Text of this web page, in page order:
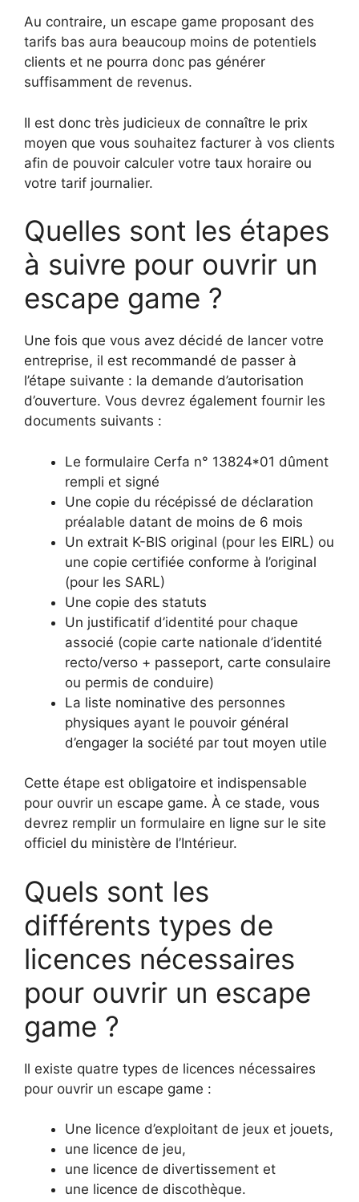
Au contraire, un escape game proposant des
tarifs bas aura beaucoup moins de potentiels
clients et ne pourra donc pas générer
suffisamment de revenus.
Il est donc très judicieux de connaître le prix
moyen que vous souhaitez facturer à vos clients
afin de pouvoir calculer votre taux horaire ou
votre tarif journalier.
Quelles sont les étapes
à suivre pour ouvrir un
escape game ?
Une fois que vous avez décidé de lancer votre
entreprise, il est recommandé de passer à
l’étape suivante : la demande d’autorisation
d’ouverture. Vous devrez également fournir les
documents suivants :
Le formulaire Cerfa n° 13824*01 dûment
rempli et signé
Une copie du récépissé de déclaration
préalable datant de moins de 6 mois
Un extrait K-BIS original (pour les EIRL) ou
une copie certifiée conforme à l’original
(pour les SARL)
Une copie des statuts
Un justificatif d’identité pour chaque
associé (copie carte nationale d’identité
recto/verso + passeport, carte consulaire
ou permis de conduire)
La liste nominative des personnes
physiques ayant le pouvoir général
d’engager la société par tout moyen utile
Cette étape est obligatoire et indispensable
pour ouvrir un escape game. À ce stade, vous
devrez remplir un formulaire en ligne sur le site
officiel du ministère de l’Intérieur.
Quels sont les
différents types de
licences nécessaires
pour ouvrir un escape
game ?
Il existe quatre types de licences nécessaires
pour ouvrir un escape game :
Une licence d’exploitant de jeux et jouets,
une licence de jeu,
une licence de divertissement et
une licence de discothèque.